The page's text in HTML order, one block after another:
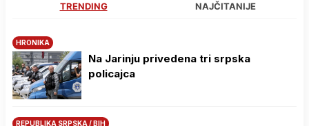
TRENDING NAJČITANIJE
HRONIKA
Na Јarinju privedena tri srpska
policajca
REPUBLIKA SRPSKA / BIH